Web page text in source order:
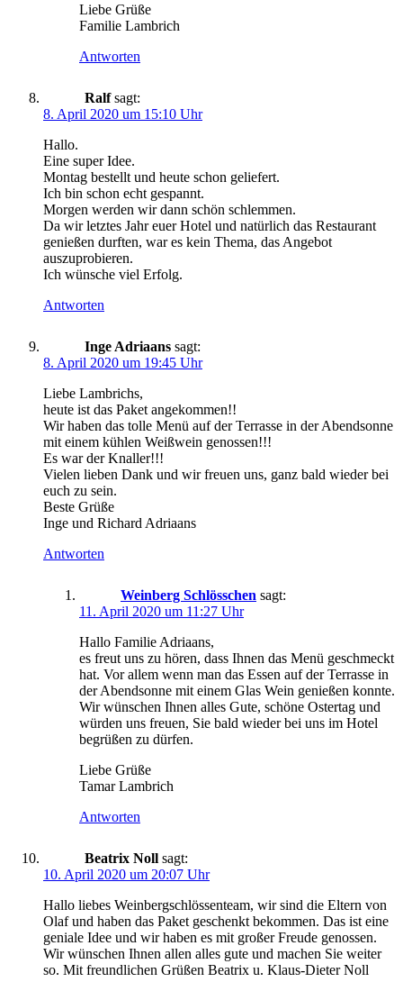
Liebe Grüße
Familie Lambrich
Antworten
Ralf sagt:
8. April 2020 um 15:10 Uhr
Hallo.
Eine super Idee.
Montag bestellt und heute schon geliefert.
Ich bin schon echt gespannt.
Morgen werden wir dann schön schlemmen.
Da wir letztes Jahr euer Hotel und natürlich das Restaurant
genießen durften, war es kein Thema, das Angebot
auszuprobieren.
Ich wünsche viel Erfolg.
Antworten
Inge Adriaans sagt:
8. April 2020 um 19:45 Uhr
Liebe Lambrichs,
heute ist das Paket angekommen!!
Wir haben das tolle Menü auf der Terrasse in der Abendsonne
mit einem kühlen Weißwein genossen!!!
Es war der Knaller!!!
Vielen lieben Dank und wir freuen uns, ganz bald wieder bei
euch zu sein.
Beste Grüße
Inge und Richard Adriaans
Antworten
Weinberg Schlösschen sagt:
11. April 2020 um 11:27 Uhr
Hallo Familie Adriaans,
es freut uns zu hören, dass Ihnen das Menü geschmeckt
hat. Vor allem wenn man das Essen auf der Terrasse in
der Abendsonne mit einem Glas Wein genießen konnte.
Wir wünschen Ihnen alles Gute, schöne Ostertag und
würden uns freuen, Sie bald wieder bei uns im Hotel
begrüßen zu dürfen.
Liebe Grüße
Tamar Lambrich
Antworten
Beatrix Noll sagt:
10. April 2020 um 20:07 Uhr
Hallo liebes Weinbergschlössenteam, wir sind die Eltern von
Olaf und haben das Paket geschenkt bekommen. Das ist eine
geniale Idee und wir haben es mit großer Freude genossen.
Wir wünschen Ihnen allen alles gute und machen Sie weiter
so. Mit freundlichen Grüßen Beatrix u. Klaus-Dieter Noll